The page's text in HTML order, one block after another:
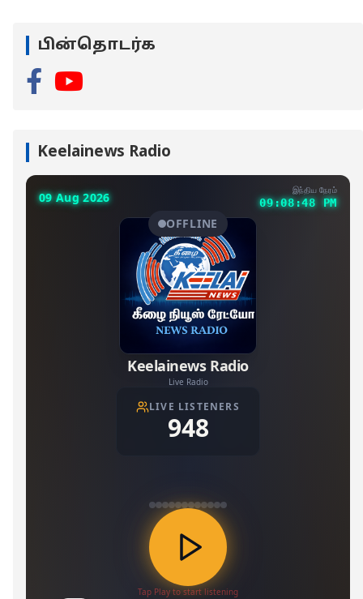
பின்தொடர்க
Keelainews Radio